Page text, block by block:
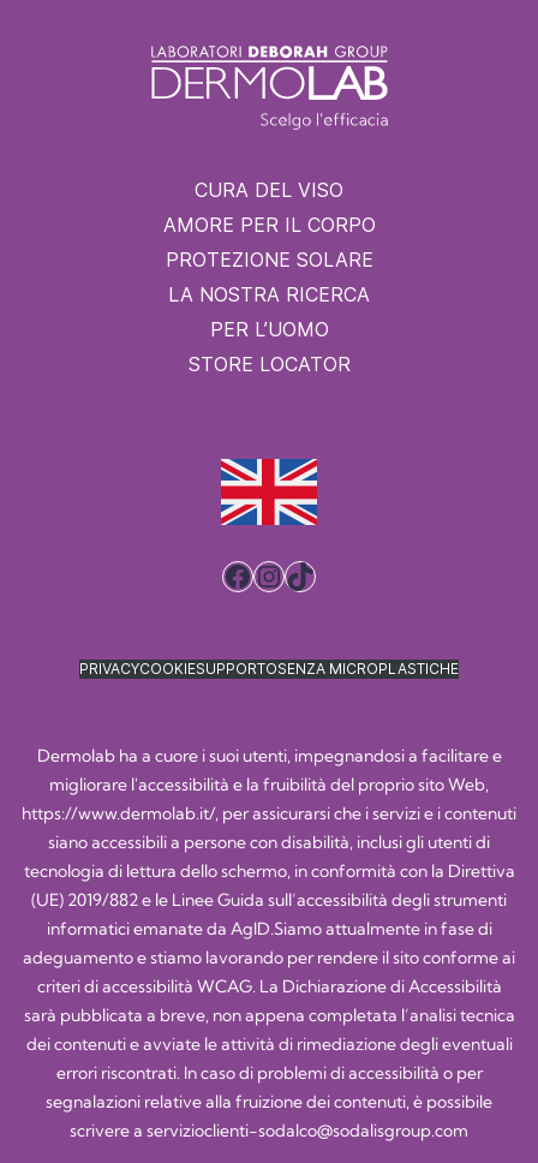
CURA DEL VISO
AMORE PER IL CORPO
PROTEZIONE SOLARE
LA NOSTRA RICERCA
PER L’UOMO
STORE LOCATOR
Facebook
Instagram
TikTok
PRIVACYCOOKIESUPPORTOSENZA MICROPLASTICHE
Dermolab ha a cuore i suoi utenti, impegnandosi a facilitare e
migliorare l'accessibilità e la fruibilità del proprio sito Web,
https://www.dermolab.it/, per assicurarsi che i servizi e i contenuti
siano accessibili a persone con disabilità, inclusi gli utenti di
tecnologia di lettura dello schermo, in conformità con la Direttiva
(UE) 2019/882 e le Linee Guida sull’accessibilità degli strumenti
informatici emanate da AgID.Siamo attualmente in fase di
adeguamento e stiamo lavorando per rendere il sito conforme ai
criteri di accessibilità WCAG. La Dichiarazione di Accessibilità
sarà pubblicata a breve, non appena completata l’analisi tecnica
dei contenuti e avviate le attività di rimediazione degli eventuali
errori riscontrati. In caso di problemi di accessibilità o per
segnalazioni relative alla fruizione dei contenuti, è possibile
scrivere a servizioclienti-sodalco@sodalisgroup.com